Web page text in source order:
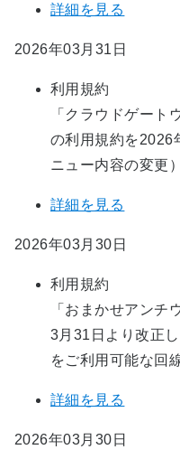
詳細を見る
2026年03月31日
利用規約
「クラウドゲート
の利用規約を2026
ニュー内容の変更）
詳細を見る
2026年03月30日
利用規約
「おまかせアンチ
3月31日より改正
をご利用可能な回
詳細を見る
2026年03月30日